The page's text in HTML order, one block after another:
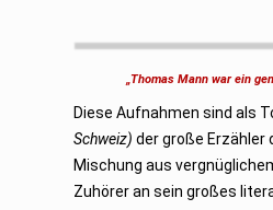
i
2
„Thomas Mann war ein
Diese Aufnahmen sind als
Schweiz)der große Erzähler
Mischung aus
Zuhörer an sein großes